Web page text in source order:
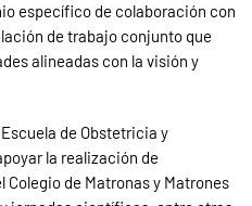
específico de colaboración con
de trabajo conjunto que
alineadas con la visión y
de Obstetricia y
la realización de
de Matronas y Matrones